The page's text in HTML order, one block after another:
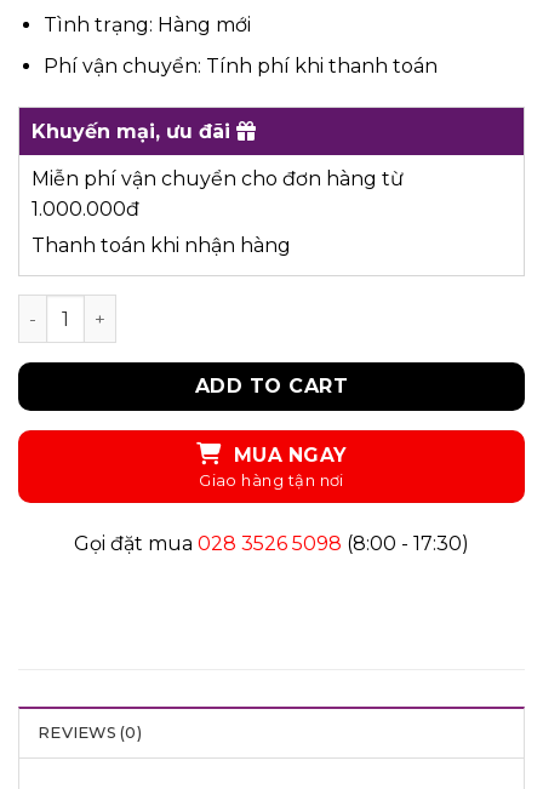
Tình trạng: Hàng mới
Phí vận chuyển: Tính phí khi thanh toán
Khuyến mại, ưu đãi
Miễn phí vận chuyển cho đơn hàng từ
1.000.000đ
Thanh toán khi nhận hàng
UKID228- ĐẦM quantity
ADD TO CART
MUA NGAY
Gọi đặt mua 028 3526 5098 (8:00 - 17:30)
REVIEWS (0)